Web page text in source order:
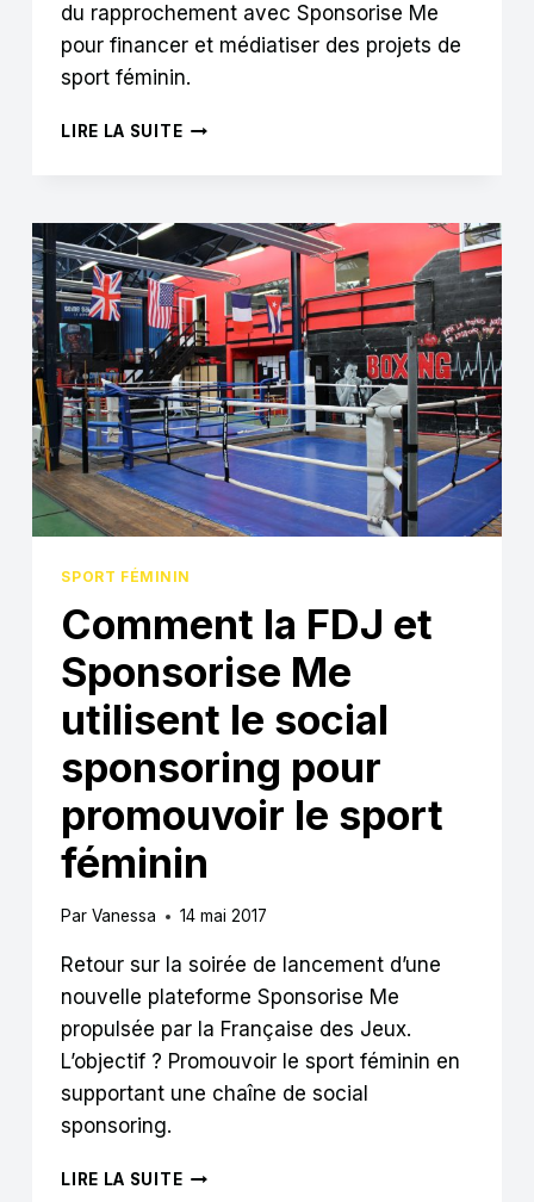
du rapprochement avec Sponsorise Me
pour financer et médiatiser des projets de
sport féminin.
LIRE LA SUITEFRÉDÉRIQUE
FEMMES
SONT
PLUS
PRÉSENTES
SUR
LES
RÉSEAUX
SOCIAUX
DANS
LE
SPORT »
SPORT FÉMININ
Comment la FDJ et
Sponsorise Me
utilisent le social
sponsoring pour
promouvoir le sport
féminin
Par Vanessa 14 mai 2017
Retour sur la soirée de lancement d’une
nouvelle plateforme Sponsorise Me
propulsée par la Française des Jeux.
L’objectif ? Promouvoir le sport féminin en
supportant une chaîne de social
sponsoring.
LIRE LA SUITECOMMENT